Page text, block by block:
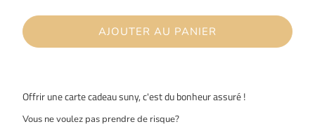
AJOUTER AU PANIER
Offrir une carte cadeau suny, c'est du bonheur assuré !
Vous ne voulez pas prendre de risque?